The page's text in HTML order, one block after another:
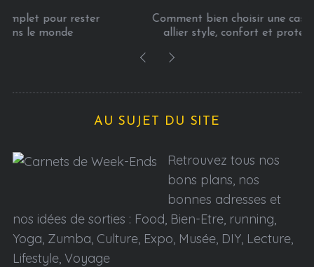
Comment bien choisir une casquette homme pour
allier style, confort et protection au quotidien
AU SUJET DU SITE
Retrouvez tous nos
bons plans, nos
bonnes adresses et
nos idées de sorties : Food, Bien-Etre, running,
Yoga, Zumba, Culture, Expo, Musée, DIY, Lecture,
Lifestyle, Voyage